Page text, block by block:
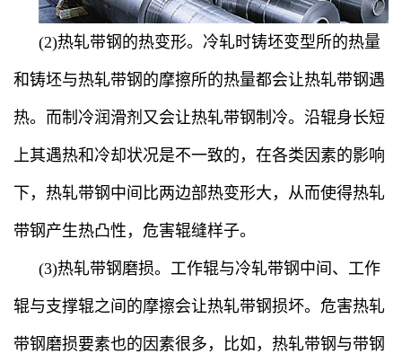
(2)热轧带钢的热变形。冷轧时铸坯变型所的热量
和铸坯与热轧带钢的摩擦所的热量都会让热轧带钢遇
热。而制冷润滑剂又会让热轧带钢制冷。沿辊身长短
上其遇热和冷却状况是不一致的，在各类因素的影响
下，热轧带钢中间比两边部热变形大，从而使得热轧
带钢产生热凸性，危害辊缝样子。
(3)热轧带钢磨损。工作辊与冷轧带钢中间、工作
辊与支撑辊之间的摩擦会让热轧带钢损坏。危害热轧
带钢磨损要素也的因素很多，比如，热轧带钢与带钢